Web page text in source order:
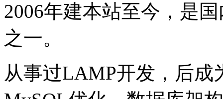
2006年建本站至今，是
之一。
从事过LAMP开发，后成